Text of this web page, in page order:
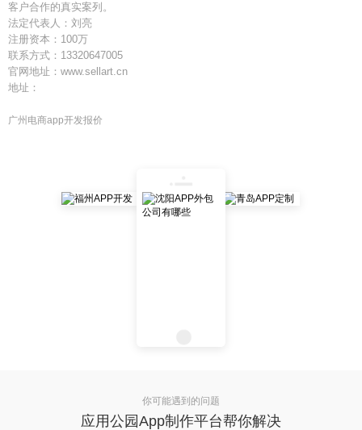
客户合作的真实案列。
法定代表人：刘亮
注册资本：100万
联系方式：13320647005
官网地址：www.sellart.cn
地址：
广州电商app开发报价
你可能遇到的问题
应用公园App制作平台帮你解决